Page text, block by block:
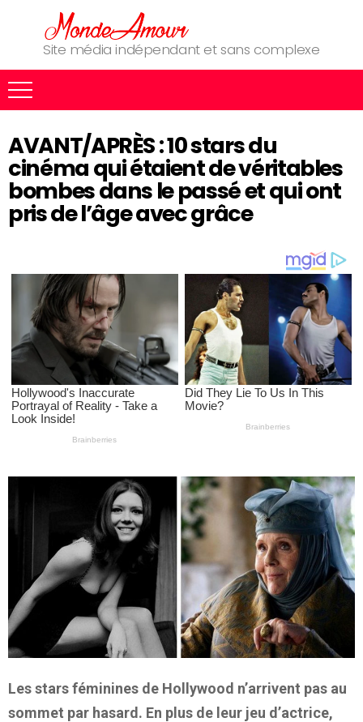
Site média indépendant et sans complexe
AVANT/APRÈS : 10 stars du
cinéma qui étaient de véritables
bombes dans le passé et qui ont
pris de l’âge avec grâce
Les stars féminines de Hollywood n’arrivent pas au
sommet par hasard. En plus de leur jeu d’actrice,